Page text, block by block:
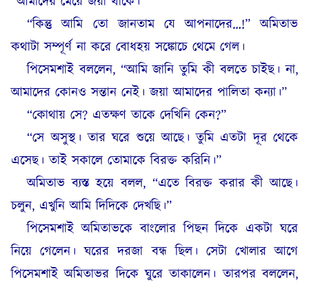
“কিন্তু আমি তো জানতাম যে আপনাদের…!” অমিতাভ
কথাটা সম্পূর্ণ না করে বোধহয় সঙ্কোচে থেমে গেল।
পিসেমশাই বললেন, “আমি জানি তুমি কী বলতে চাইছ। না,
আমাদের কোনও সন্তান নেই। জয়া আমাদের পালিতা কন্যা।”
“কোথায় সে? এতক্ষণ তাকে দেখিনি কেন?”
“সে অসুস্থ। তার ঘরে শুয়ে আছে। তুমি এতটা দূর থেকে
এসেছ। তাই সকালে তোমাকে বিরক্ত করিনি।”
অমিতাভ ব্যস্ত হয়ে বলল, “এতে বিরক্ত করার কী আছে।
চলুন, এখুনি আমি দিদিকে দেখছি।”
পিসেমশাই অমিতাভকে বাংলোর পিছন দিকে একটা ঘরে
নিয়ে গেলেন। ঘরের দরজা বন্ধ ছিল। সেটা খোলার আগে
পিসেমশাই অমিতাভর দিকে ঘুরে তাকালেন। তারপর বললেন,